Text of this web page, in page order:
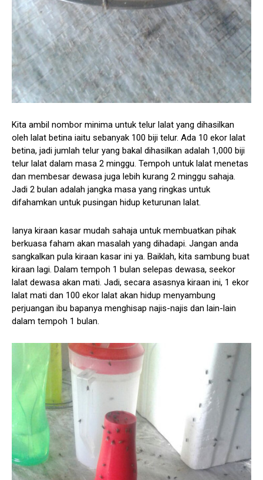
Kita ambil nombor minima untuk telur lalat yang dihasilkan
oleh lalat betina iaitu sebanyak 100 biji telur. Ada 10 ekor lalat
betina, jadi jumlah telur yang bakal dihasilkan adalah 1,000 biji
telur lalat dalam masa 2 minggu. Tempoh untuk lalat menetas
dan membesar dewasa juga lebih kurang 2 minggu sahaja.
Jadi 2 bulan adalah jangka masa yang ringkas untuk
difahamkan untuk pusingan hidup keturunan lalat.
Ianya kiraan kasar mudah sahaja untuk membuatkan pihak
berkuasa faham akan masalah yang dihadapi. Jangan anda
sangkalkan pula kiraan kasar ini ya. Baiklah, kita sambung buat
kiraan lagi. Dalam tempoh 1 bulan selepas dewasa, seekor
lalat dewasa akan mati. Jadi, secara asasnya kiraan ini, 1 ekor
lalat mati dan 100 ekor lalat akan hidup menyambung
perjuangan ibu bapanya menghisap najis-najis dan lain-lain
dalam tempoh 1 bulan.